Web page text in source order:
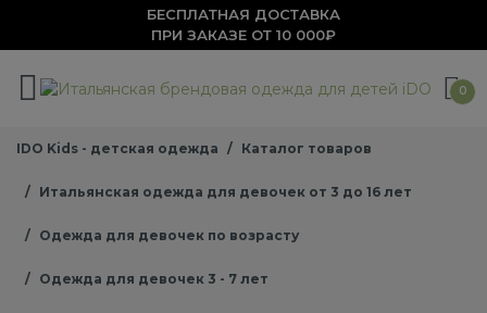
БЕСПЛАТНАЯ ДОСТАВКА
ПРИ ЗАКАЗЕ ОТ 10 000₽
0
IDO Kids - детская одежда Каталог товаров
Итальянская одежда для девочек от 3 до 16 лет
Одежда для девочек по возрасту
Одежда для девочек 3 - 7 лет